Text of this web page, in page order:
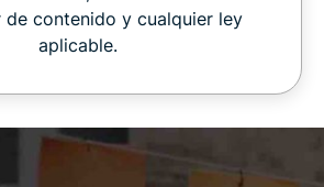
de contenido y cualquier ley
aplicable.